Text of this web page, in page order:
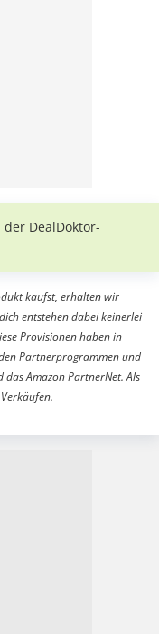
DealDoktor-
kaufst, erhalten wir
entstehen dabei keinerlei
Provisionen haben in
Partnerprogrammen und
Amazon PartnerNet. Als